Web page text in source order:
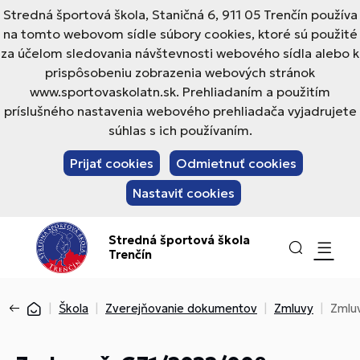
Stredná športová škola, Staničná 6, 911 05 Trenčín používa
na tomto webovom sídle súbory cookies, ktoré sú použité
za účelom sledovania návštevnosti webového sídla alebo k
prispôsobeniu zobrazenia webových stránok
www.sportovaskolatn.sk. Prehliadaním a použitím
príslušného nastavenia webového prehliadača vyjadrujete
súhlas s ich používaním.
Prijať cookies
Odmietnuť cookies
Nastaviť cookies
Stredná športová škola
Trenčín
Škola Zverejňovanie dokumentov Zmluvy